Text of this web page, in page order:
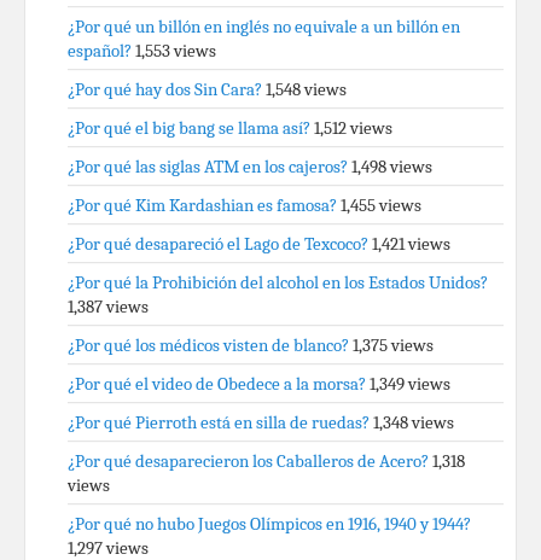
¿Por qué un billón en inglés no equivale a un billón en
español? 1,553 views
¿Por qué hay dos Sin Cara? 1,548 views
¿Por qué el big bang se llama así? 1,512 views
¿Por qué las siglas ATM en los cajeros? 1,498 views
¿Por qué Kim Kardashian es famosa? 1,455 views
¿Por qué desapareció el Lago de Texcoco? 1,421 views
¿Por qué la Prohibición del alcohol en los Estados Unidos?
1,387 views
¿Por qué los médicos visten de blanco? 1,375 views
¿Por qué el video de Obedece a la morsa? 1,349 views
¿Por qué Pierroth está en silla de ruedas? 1,348 views
¿Por qué desaparecieron los Caballeros de Acero? 1,318
views
¿Por qué no hubo Juegos Olímpicos en 1916, 1940 y 1944?
1,297 views